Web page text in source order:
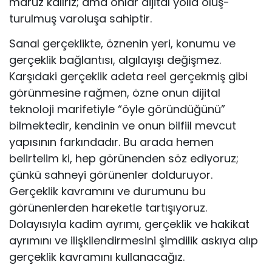
turulmuş varoluşa sahiptir.
Sanal gerçeklikte, öznenin yeri, konumu ve
gerçeklik bağlantısı, algıla­yışı değişmez.
Karşıdaki gerçeklik adeta reel gerçekmiş gibi
görünmesine rağmen, özne onun dijital
teknoloji marifetiyle “öyle göründüğünü”
bilmek­tedir, kendinin ve onun bilfiil mevcut
yapısının farkındadır. Bu arada he­men
belirtelim ki, hep görünenden söz ediyoruz;
çünkü sahneyi görünenler dolduruyor.
Gerçeklik kavramını ve durumunu bu
görünenlerden hareket­le tartışıyoruz.
Dolayısıyla kadim ayrımı, gerçeklik ve hakikat
ayrımını ve ilişkilendirmesini şimdilik askıya alıp
gerçeklik kavramını kullanacağız.